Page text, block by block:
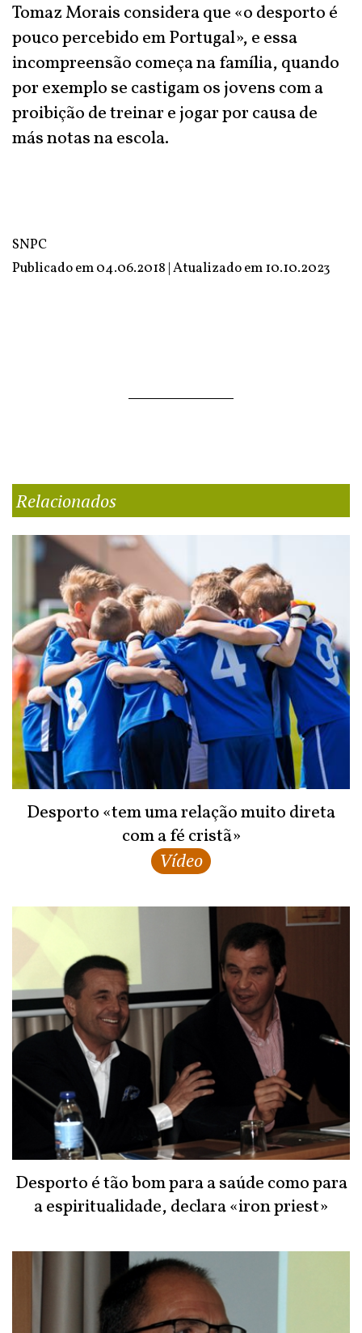
Tomaz Morais considera que «o desporto é
pouco percebido em Portugal», e essa
incompreensão começa na família, quando
por exemplo se castigam os jovens com a
proibição de treinar e jogar por causa de
más notas na escola.
SNPC
Publicado em 04.06.2018 | Atualizado em10.10.2023
Relacionados
Desporto «tem uma relação muito direta
com a fé cristã»
Vídeo
Desporto é tão bom para a saúde como para
a espiritualidade, declara «iron priest»